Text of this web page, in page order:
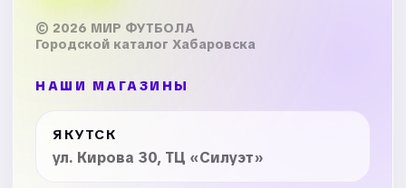
© 2026 МИР ФУТБОЛА
Городской каталог Хабаровска
НАШИ МАГАЗИНЫ
ЯКУТСК
ул. Кирова 30, ТЦ «Силуэт»